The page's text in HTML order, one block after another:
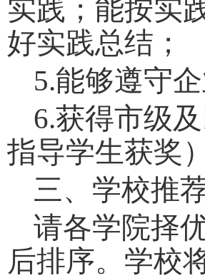
实践；能按实
好实践总结；
5.能够遵守
6.获得市级
指导学生获奖
三、学校推
请各学院择
后排序。学校